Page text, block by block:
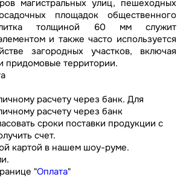
магистральных улиц, пешеходных
площадок общественного
толщиной 60 мм служит
и также часто используется
загородных участков, включая
придомовые территории.
расчету через банк. Для
расчету через банк
сроки поставки продукции с
счет.
картой в нашем шоу-руме.
"Оплата"